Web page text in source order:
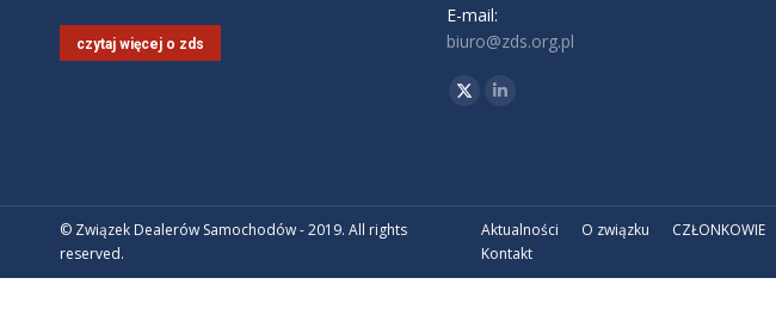
czytaj więcej o zds
E-mail:
biuro@zds.org.pl
Znajdź nas na:
TwitterLinkedin
© Związek Dealerów Samochodów - 2019. All rights
reserved.
Aktualności O związku CZŁONKOWIE
Kontakt